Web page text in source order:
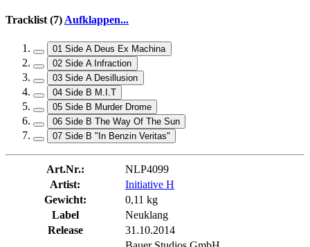
Tracklist (7)Aufklappen...
01 Side A Deus Ex Machina
02 Side A Infraction
03 Side A Desillusion
04 Side B M.I.T
05 Side B Murder Drome
06 Side B The Way Of The Sun
07 Side B "In Benzin Veritas"
Art.Nr.:
NLP4099
Artist:
Initiative H
Gewicht:
0,11 kg
Label
Neuklang
Release
31.10.2014